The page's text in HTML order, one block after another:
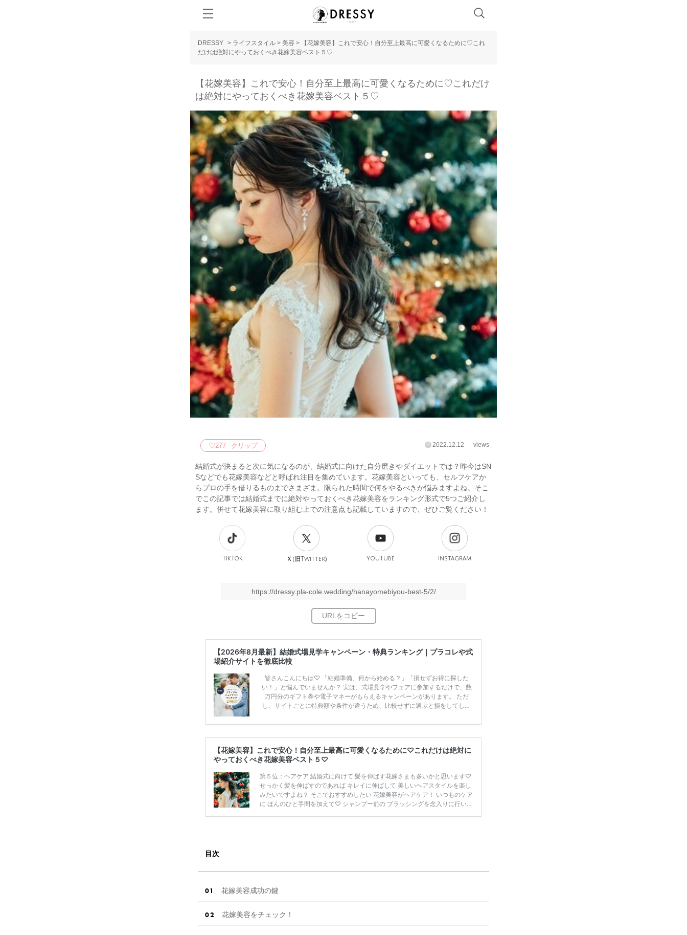
DRESSY > ライフスタイル > 美容 >
【花嫁美容】これで安心！自分至上最高に可愛くなるために♡これ
だけは絶対にやっておくべき花嫁美容ベスト５♡
【花嫁美容】これで安心！自分至上最高に可愛くなるために♡これだけ
は絶対にやっておくべき花嫁美容ベスト５♡
♡277 クリップ 2022.12.12 views
結婚式が決まると次に気になるのが、結婚式に向けた自分磨きやダイエットでは？昨今はSN
Sなどでも花嫁美容などと呼ばれ注目を集めています。花嫁美容といっても、セルフケアか
らプロの手を借りるものまでさまざま。限られた時間で何をやるべきか悩みますよね。そこ
でこの記事では結婚式までに絶対やっておくべき花嫁美容をランキング形式で5つご紹介し
ます。併せて花嫁美容に取り組む上での注意点も記載していますので、ぜひご覧ください！
TikTok Ｘ(旧Twitter) YouTube Instagram
https://dressy.pla-cole.wedding/hanayomebiyou-best-5/2/
【2026年8月最新】結婚式場見学キャンペーン・特典ランキング｜プラコレや式
場紹介サイトを徹底比較
皆さんこんにちは♡ 「結婚準備、何から始める？」「損せずお得に探した
い！」と悩んでいませんか？ 実は、式場見学やフェアに参加するだけで、数
万円分のギフト券や電子マネーがもらえるキャンペーンがあります。 ただ
し、サイトごとに特典額や条件が違うため、比較せずに選ぶと損をしてしま
ンペーン特典ランキングを公開！ 比較サイト：プラコレ、ゼクシィ、ハナユ
補を絞れる「ウェディング診断」か、体験型 […]続きを読む
【花嫁美容】これで安心！自分至上最高に可愛くなるために♡これだけは絶対に
やっておくべき花嫁美容ベスト５♡
第５位：ヘアケア 結婚式に向けて 髪を伸ばす花嫁さまも多いかと思います♡
せっかく髪を伸ばすのであれば キレイに伸ばして 美しいヘアスタイルを楽し
みたいですよね？ そこでおすすめしたい 花嫁美容がヘアケア！ いつものケア
に ほんのひと手間を加えて♡ シャンプー前の ブラッシングを念入りに行い、
目次
花嫁美容成功の鍵
花嫁美容をチェック！